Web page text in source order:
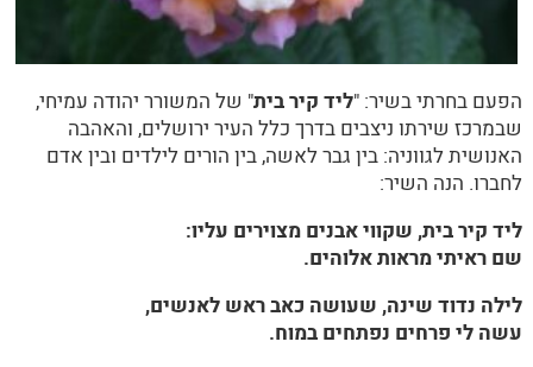
הפעם בחרתי בשיר: "ליד קיר בית" של המשורר יהודה עמיחי,
שבמרכז שירתו ניצבים בדרך כלל העיר ירושלים, והאהבה
האנושית לגווניה: בין גבר לאשה, בין הורים לילדים ובין אדם
לחברו. הנה השיר:
ליד קיר בית, שקווי אבנים מצוירים עליו:
שם ראיתי מראות אלוהים.
לילה נדוד שינה, שעושה כאב ראש לאנשים,
עשה לי פרחים נפתחים במוח.